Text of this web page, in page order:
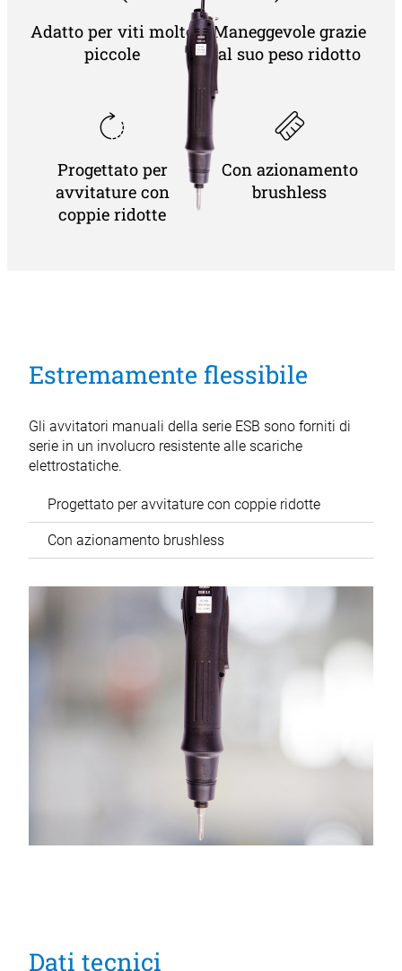
Adatto per viti molto
piccole
Maneggevole grazie
al suo peso ridotto
Progettato per
avvitature con
coppie ridotte
Con azionamento
brushless
Estremamente flessibile
Gli avvitatori manuali della serie ESB sono forniti di
serie in un involucro resistente alle scariche
elettrostatiche.
Progettato per avvitature con coppie ridotte
Con azionamento brushless
Dati tecnici